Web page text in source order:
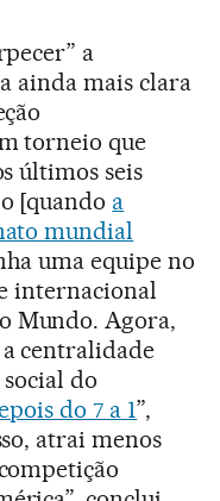
a
ainda mais clara
torneio que
últimos seis
[quando a
mundial
uma equipe no
internacional
Mundo. Agora,
centralidade
do
do 7 a 1”,
atrai menos